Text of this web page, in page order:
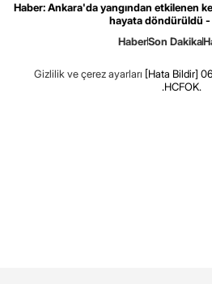
Haber: Ankara'da yangından etkilenen
hayata döndürüldü -
HaberSon Dakika
Gizlilik ve çerez ayarları [Hata Bildir]
.HCFOK.